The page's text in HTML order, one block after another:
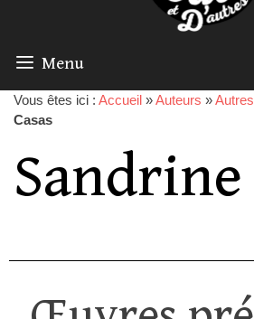
Menu
Vous êtes ici : Accueil »Auteurs »
Casas
Sandrine